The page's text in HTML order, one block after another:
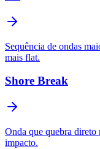
Sequência de ondas
mais flat.
Shore Break
Onda que quebra
impacto.